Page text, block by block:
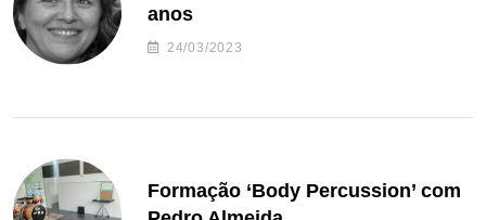
anos
24/03/2023
Formação ‘Body Percussion’ com